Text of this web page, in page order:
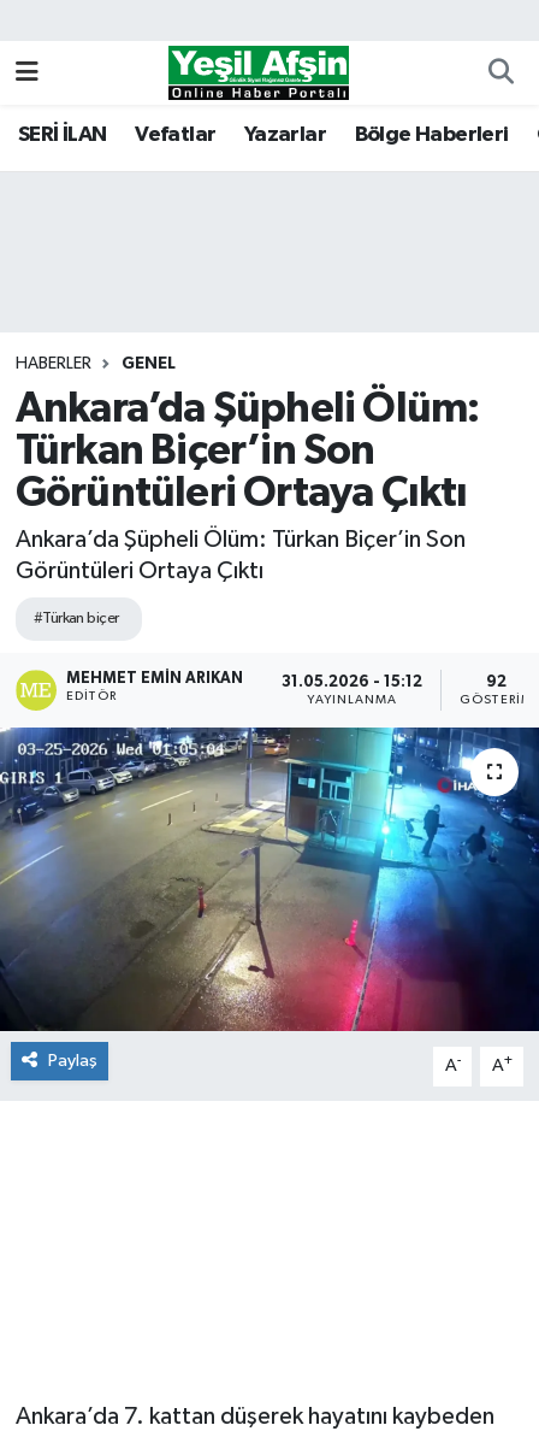
SERİ İLAN Vefatlar Yazarlar Bölge Haberleri
HABERLER GENEL
Ankara’da Şüpheli Ölüm:
Türkan Biçer’in Son
Görüntüleri Ortaya Çıktı
Ankara’da Şüpheli Ölüm: Türkan Biçer’in Son
Görüntüleri Ortaya Çıktı
#Türkan biçer
MEHMET EMIN ARIKAN
EDITÖR
31.05.2026 - 15:12
YAYINLANMA
92
GÖSTERIM
Paylaş A- A+
Ankara’da 7. kattan düşerek hayatını kaybeden
Kahramanmaraş Nöbetçi Eczaneler
Tüm Manşetler
Son Dakika Haberleri